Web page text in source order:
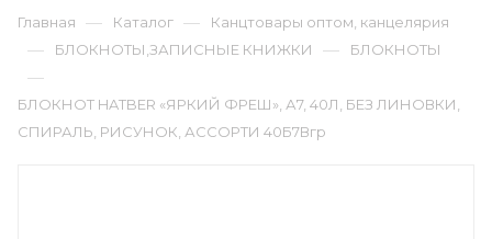
Главная — Каталог — Канцтовары оптом, канцелярия
— БЛОКНОТЫ,ЗАПИСНЫЕ КНИЖКИ — БЛОКНОТЫ
—
БЛОКНОТ HATBER «ЯРКИЙ ФРЕШ», А7, 40Л, БЕЗ ЛИНОВКИ,
СПИРАЛЬ, РИСУНОК, АССОРТИ 40Б7Вгр